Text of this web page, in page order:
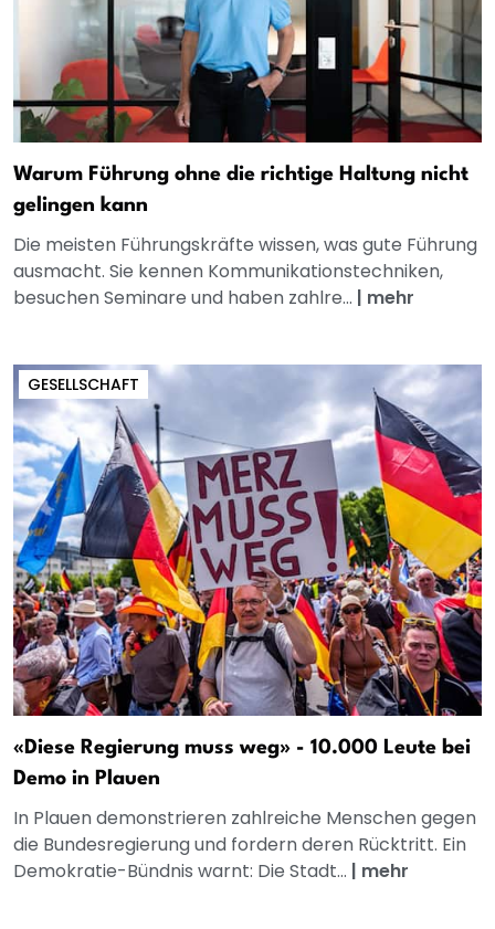
Warum Führung ohne die richtige Haltung nicht
gelingen kann
Die meisten Führungskräfte wissen, was gute Führung
ausmacht. Sie kennen Kommunikationstechniken,
besuchen Seminare und haben zahlre... | mehr
GESELLSCHAFT
«Diese Regierung muss weg» - 10.000 Leute bei
Demo in Plauen
In Plauen demonstrieren zahlreiche Menschen gegen
die Bundesregierung und fordern deren Rücktritt. Ein
Demokratie-Bündnis warnt: Die Stadt... | mehr